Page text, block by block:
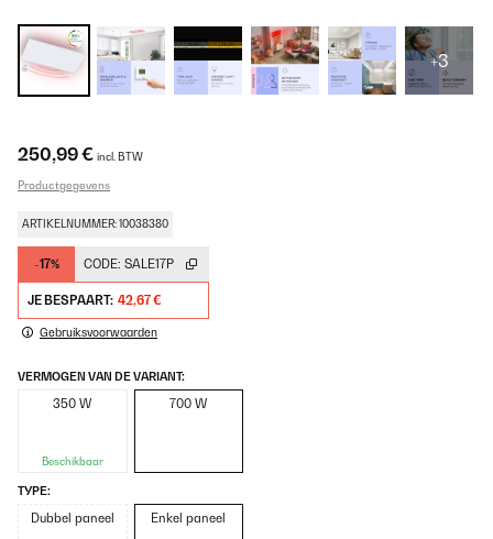
+3
250,99 € incl. BTW
Productgegevens
ARTIKELNUMMER: 10038380
-17% CODE: SALE17P
JE BESPAART: 42,67 €
Gebruiksvoorwaarden
VERMOGEN VAN DE VARIANT:
350 W
Beschikbaar
700 W
TYPE:
Dubbel paneel Enkel paneel